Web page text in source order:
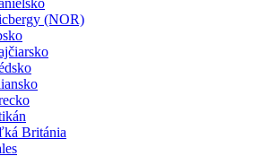
(NOR)
Británia